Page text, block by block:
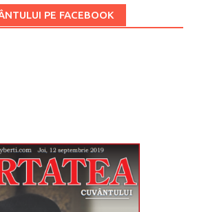
PE FACEBOOK